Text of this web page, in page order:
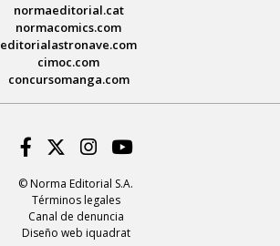
normaeditorial.cat
normacomics.com
editorialastronave.com
cimoc.com
concursomanga.com
© Norma Editorial S.A.
Términos legales
Canal de denuncia
Diseño web iquadrat
Facebook
Twitter
Instagram
Youtube